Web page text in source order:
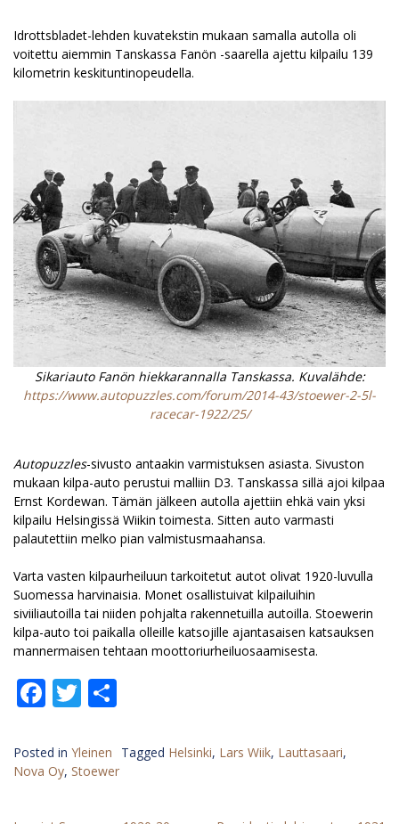
Idrottsbladet-lehden kuvatekstin mukaan samalla autolla oli
voitettu aiemmin Tanskassa Fanön -saarella ajettu kilpailu 139
kilometrin keskituntinopeudella.
Sikariauto Fanön hiekkarannalla Tanskassa. Kuvalähde:
https://www.autopuzzles.com/forum/2014-43/stoewer-2-5l-
racecar-1922/25/
Autopuzzles-sivusto antaakin varmistuksen asiasta. Sivuston
mukaan kilpa-auto perustui malliin D3. Tanskassa sillä ajoi kilpaa
Ernst Kordewan. Tämän jälkeen autolla ajettiin ehkä vain yksi
kilpailu Helsingissä Wiikin toimesta. Sitten auto varmasti
palautettiin melko pian valmistusmaahansa.
Varta vasten kilpaurheiluun tarkoitetut autot olivat 1920-luvulla
Suomessa harvinaisia. Monet osallistuivat kilpailuihin
siviiliautoilla tai niiden pohjalta rakennetuilla autoilla. Stoewerin
kilpa-auto toi paikalla olleille katsojille ajantasaisen katsauksen
mannermaisen tehtaan moottoriurheiluosaamisesta.
Facebook
Twitter
Posted in Yleinen Tagged Helsinki, Lars Wiik, Lauttasaari,
Nova Oy, Stoewer